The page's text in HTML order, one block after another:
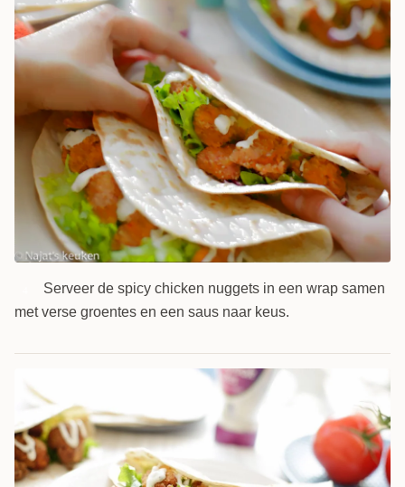
Serveer de spicy chicken nuggets in een wrap samen
met verse groentes en een saus naar keus.